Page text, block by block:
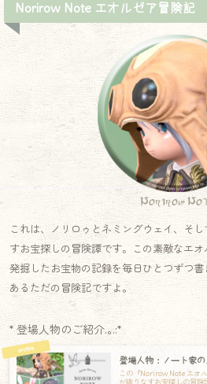
Norirow Note エオルゼア冒険記
Norirow
これは、ノリロゥとネミングウェイ、そ
すお宝探しの冒険譚です。この素敵なエオ
発掘したお宝物の記録を毎日ひとつずつ
あるただの冒険記ですよ。
* 登場人物のご紹介.｡.:*
登場人物：ノート家の
この『Norirow Note エオ